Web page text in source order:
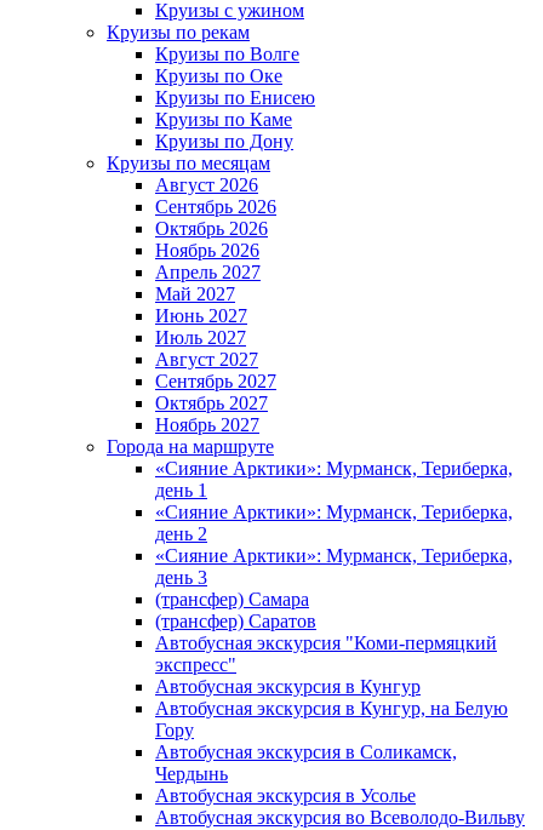
Круизы с ужином
Круизы по рекам
Круизы по Волге
Круизы по Оке
Круизы по Енисею
Круизы по Каме
Круизы по Дону
Круизы по месяцам
Август 2026
Сентябрь 2026
Октябрь 2026
Ноябрь 2026
Апрель 2027
Май 2027
Июнь 2027
Июль 2027
Август 2027
Сентябрь 2027
Октябрь 2027
Ноябрь 2027
Города на маршруте
«Сияние Арктики»: Мурманск, Териберка,
день 1
«Сияние Арктики»: Мурманск, Териберка,
день 2
«Сияние Арктики»: Мурманск, Териберка,
день 3
(трансфер) Самара
(трансфер) Саратов
Автобусная экскурсия "Коми-пермяцкий
экспресс"
Автобусная экскурсия в Кунгур
Автобусная экскурсия в Кунгур, на Белую
Гору
Автобусная экскурсия в Соликамск,
Чердынь
Автобусная экскурсия в Усолье
Автобусная экскурсия во Всеволодо-Вильву